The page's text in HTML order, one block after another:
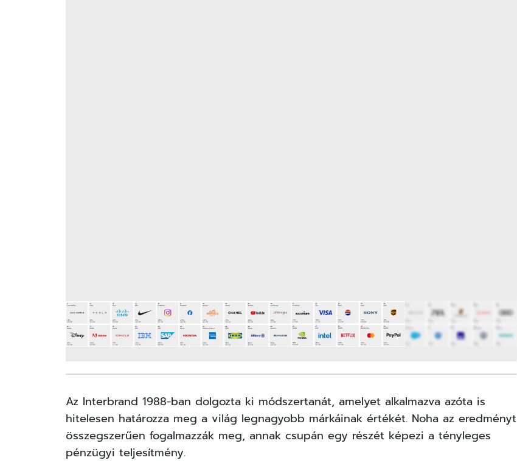
Az Interbrand 1988-ban dolgozta ki módszertanát, amelyet alkalmazva azóta is
hitelesen határozza meg a világ legnagyobb márkáinak értékét. Noha az eredményt
összegszerűen fogalmazzák meg, annak csupán egy részét képezi a tényleges
pénzügyi teljesítmény.